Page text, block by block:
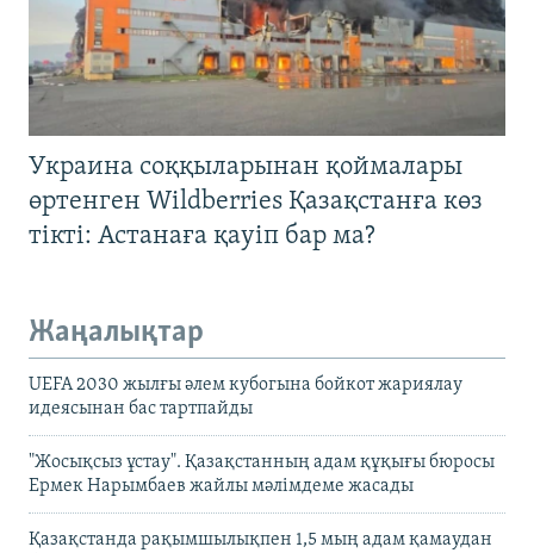
Украина соққыларынан қоймалары
өртенген Wildberries Қазақстанға көз
тікті: Астанаға қауіп бар ма?
Жаңалықтар
UEFA 2030 жылғы әлем кубогына бойкот жариялау
идеясынан бас тартпайды
"Жосықсыз ұстау". Қазақстанның адам құқығы бюросы
Ермек Нарымбаев жайлы мәлімдеме жасады
Қазақстанда рақымшылықпен 1,5 мың адам қамаудан